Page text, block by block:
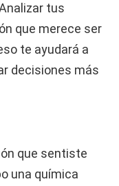
tus
que merece ser
te ayudará a
decisiones más
que sentiste
una química